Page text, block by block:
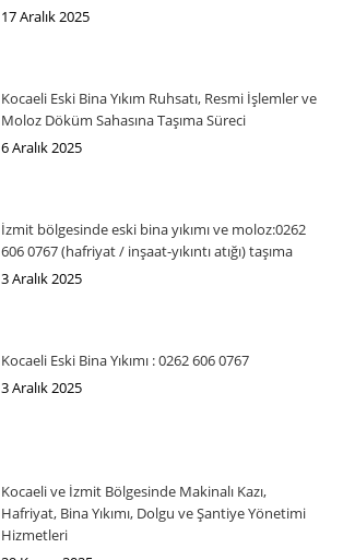
17 Aralık 2025
Kocaeli Eski Bina Yıkım Ruhsatı, Resmi İşlemler ve
Moloz Döküm Sahasına Taşıma Süreci
6 Aralık 2025
İzmit bölgesinde eski bina yıkımı ve moloz:0262
606 0767 (hafriyat / inşaat-yıkıntı atığı) taşıma
3 Aralık 2025
Kocaeli Eski Bina Yıkımı : 0262 606 0767
3 Aralık 2025
Kocaeli ve İzmit Bölgesinde Makinalı Kazı,
Hafriyat, Bina Yıkımı, Dolgu ve Şantiye Yönetimi
Hizmetleri